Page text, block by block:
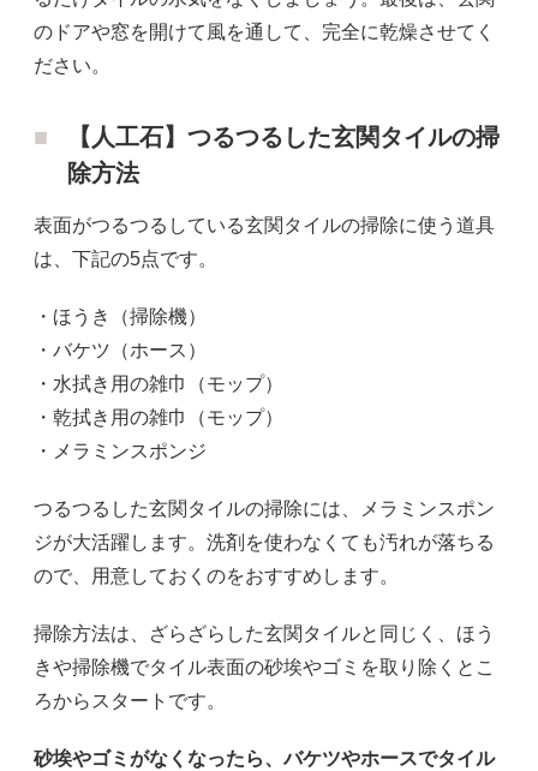
のドアや窓を開けて風を通して、完全に乾燥させてく
ださい。
【人工石】つるつるした玄関タイルの掃
除方法
表面がつるつるしている玄関タイルの掃除に使う道具
は、下記の5点です。
・ほうき（掃除機）
・バケツ（ホース）
・水拭き用の雑巾（モップ）
・乾拭き用の雑巾（モップ）
・メラミンスポンジ
つるつるした玄関タイルの掃除には、メラミンスポン
ジが大活躍します。洗剤を使わなくても汚れが落ちる
ので、用意しておくのをおすすめします。
掃除方法は、ざらざらした玄関タイルと同じく、ほう
きや掃除機でタイル表面の砂埃やゴミを取り除くとこ
ろからスタートです。
砂埃やゴミがなくなったら、バケツやホースでタイル